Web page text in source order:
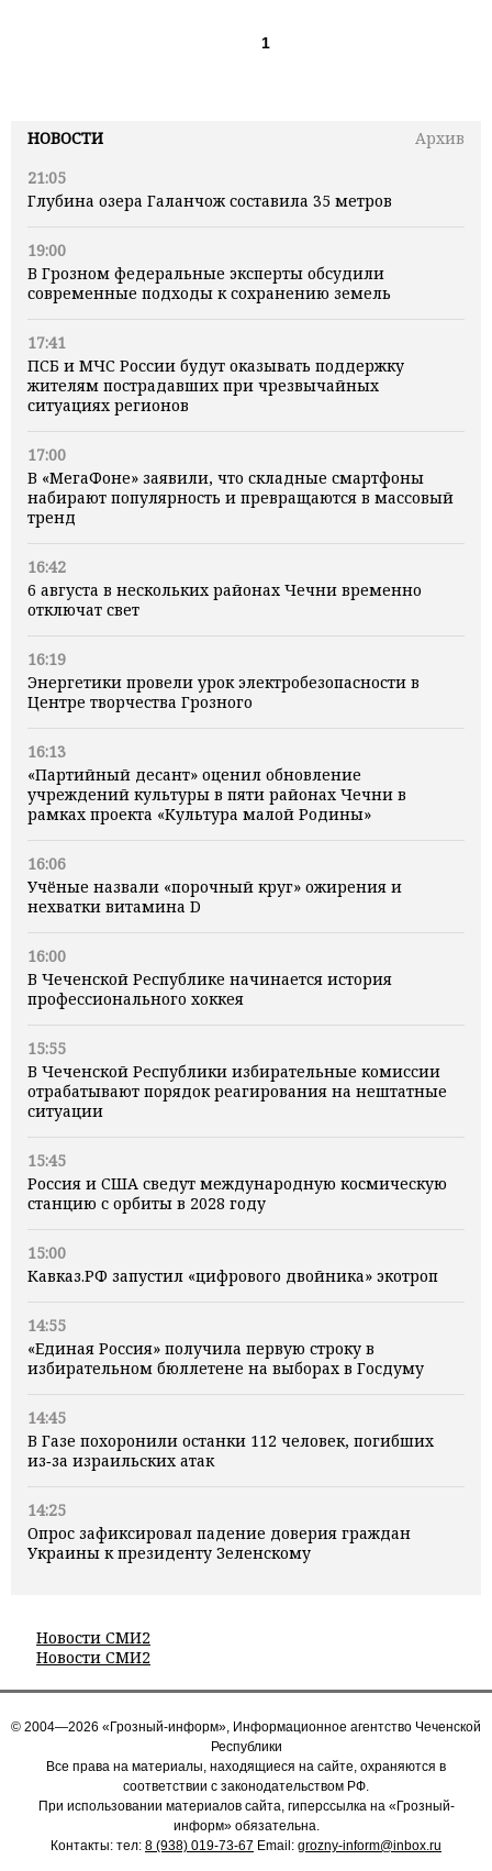
НОВОСТИ
Архив
21:05
Глубина озера Галанчож составила 35 метров
19:00
В Грозном федеральные эксперты обсудили
современные подходы к сохранению земель
17:41
ПСБ и МЧС России будут оказывать поддержку
жителям пострадавших при чрезвычайных
ситуациях регионов
17:00
В «МегаФоне» заявили, что складные смартфоны
набирают популярность и превращаются в массовый
тренд
16:42
6 августа в нескольких районах Чечни временно
отключат свет
16:19
Энергетики провели урок электробезопасности в
Центре творчества Грозного
16:13
«Партийный десант» оценил обновление
учреждений культуры в пяти районах Чечни в
рамках проекта «Культура малой Родины»
16:06
Учёные назвали «порочный круг» ожирения и
нехватки витамина D
16:00
В Чеченской Республике начинается история
профессионального хоккея
15:55
В Чеченской Республики избирательные комиссии
отрабатывают порядок реагирования на нештатные
ситуации
15:45
Россия и США сведут международную космическую
станцию с орбиты в 2028 году
15:00
Кавказ.РФ запустил «цифрового двойника» экотроп
14:55
«Единая Россия» получила первую строку в
избирательном бюллетене на выборах в Госдуму
14:45
В Газе похоронили останки 112 человек, погибших
из‑за израильских атак
14:25
Опрос зафиксировал падение доверия граждан
Украины к президенту Зеленскому
Новости СМИ2
Новости СМИ2
1
© 2004—2026 «Грозный-информ», Информационное агентство Чеченской
Республики
Все права на материалы, находящиеся на сайте, охраняются в
соответствии с законодательством РФ.
При использовании материалов сайта, гиперссылка на «Грозный-
информ» обязательна.
Контакты: тел: 8 (938) 019-73-67 Email: grozny-inform@inbox.ru